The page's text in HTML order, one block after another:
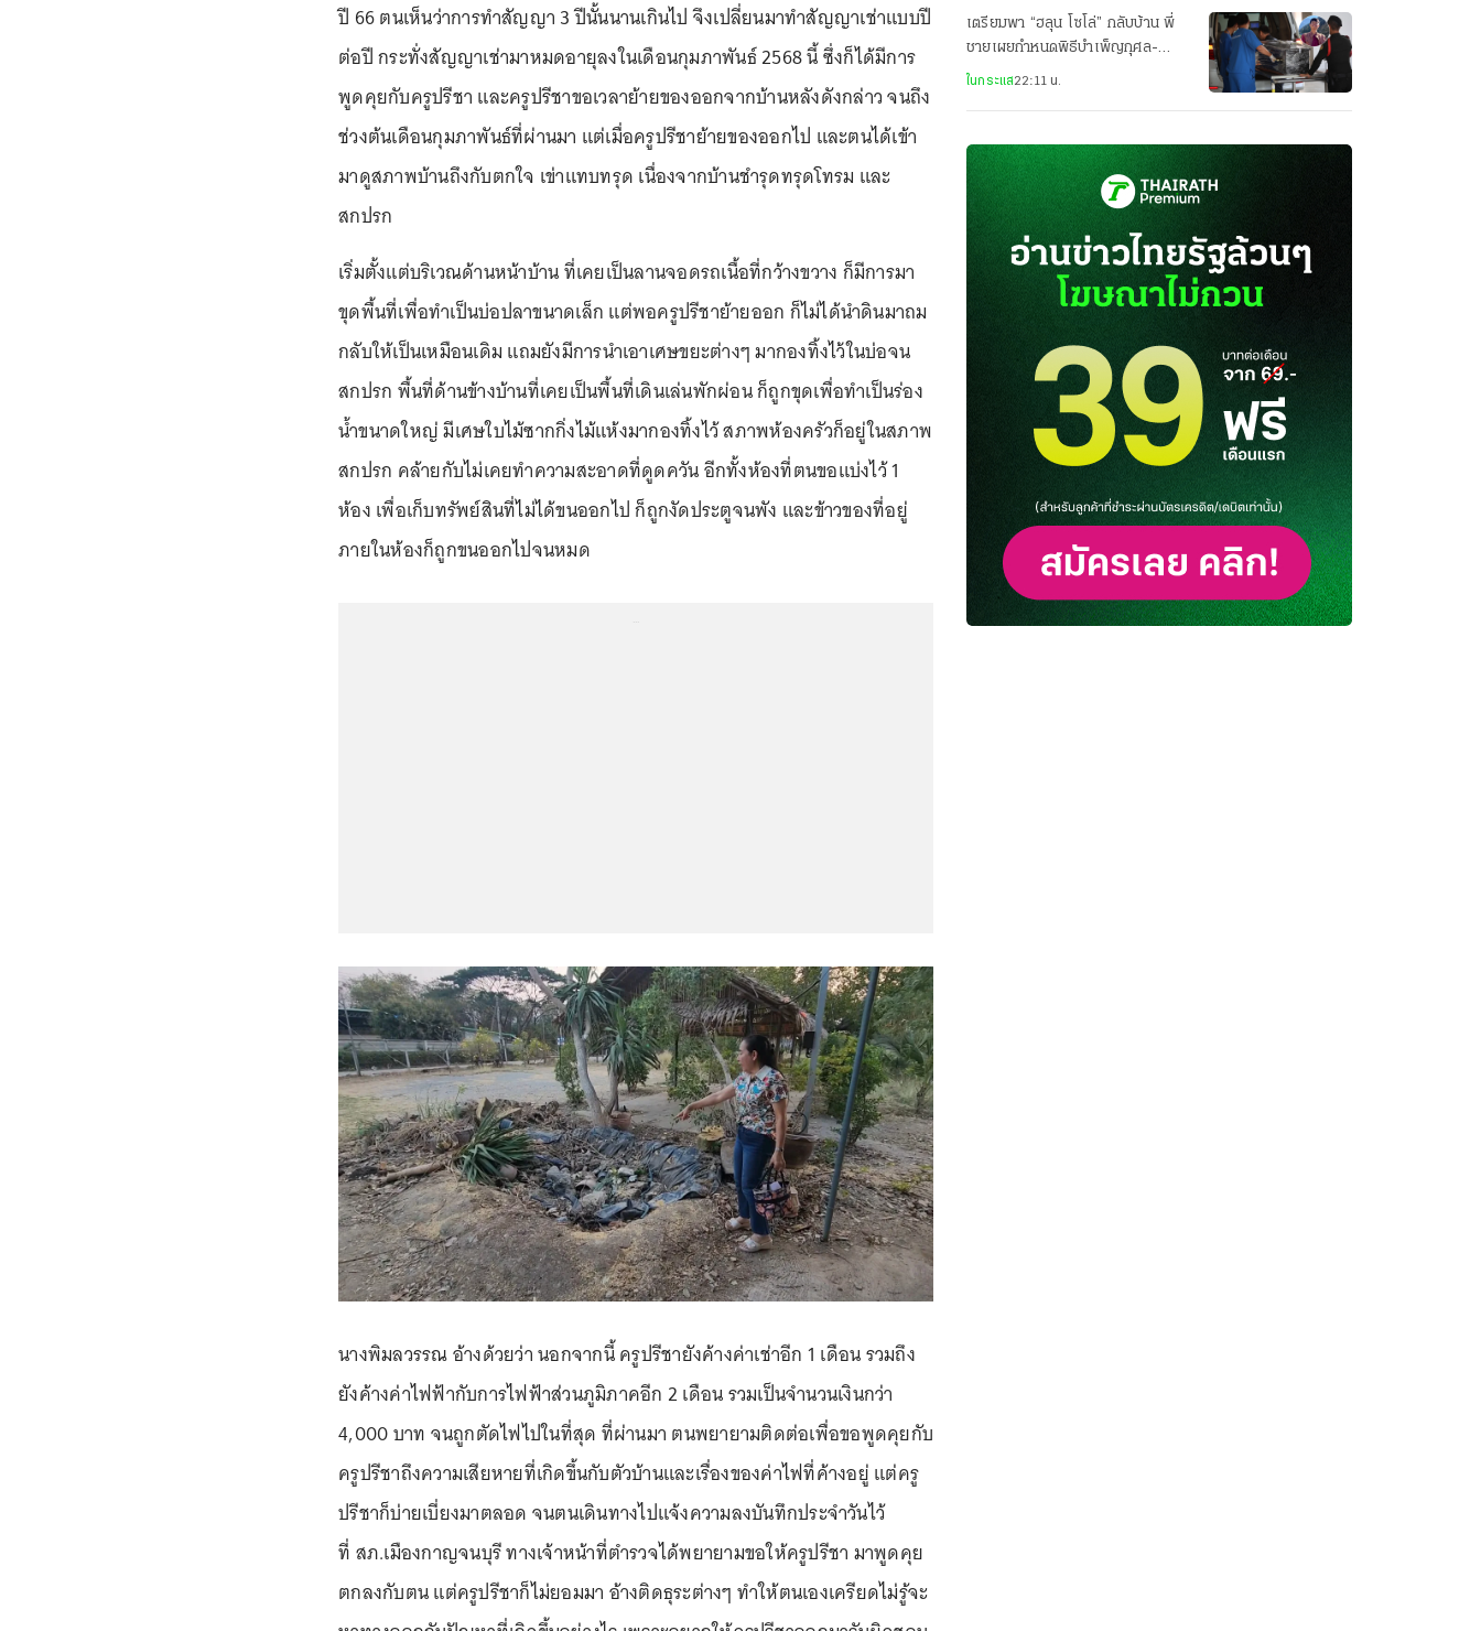
ปี 66 ตนเห็นว่าการทำสัญญา 3 ปีนั้นนานเกินไป จึงเปลี่ยนมาทำสัญญาเช่าแบบปี
ต่อปี กระทั่งสัญญาเช่ามาหมดอายุลงในเดือนกุมภาพันธ์ 2568 นี้ ซึ่งก็ได้มีการ
พูดคุยกับครูปรีชา และครูปรีชาขอเวลาย้ายของออกจากบ้านหลังดังกล่าว จนถึง
ช่วงต้นเดือนกุมภาพันธ์ที่ผ่านมา แต่เมื่อครูปรีชาย้ายของออกไป และตนได้เข้า
มาดูสภาพบ้านถึงกับตกใจ เข่าแทบทรุด เนื่องจากบ้านชำรุดทรุดโทรม และ
สกปรก
เริ่มตั้งแต่บริเวณด้านหน้าบ้าน ที่เคยเป็นลานจอดรถเนื้อที่กว้างขวาง ก็มีการมา
ขุดพื้นที่เพื่อทำเป็นบ่อปลาขนาดเล็ก แต่พอครูปรีชาย้ายออก ก็ไม่ได้นำดินมาถม
กลับให้เป็นเหมือนเดิม แถมยังมีการนำเอาเศษขยะต่างๆ มากองทิ้งไว้ในบ่อจน
สกปรก พื้นที่ด้านข้างบ้านที่เคยเป็นพื้นที่เดินเล่นพักผ่อน ก็ถูกขุดเพื่อทำเป็นร่อง
น้ำขนาดใหญ่ มีเศษใบไม้ซากกิ่งไม้แห้งมากองทิ้งไว้ สภาพห้องครัวก็อยู่ในสภาพ
สกปรก คล้ายกับไม่เคยทำความสะอาดที่ดูดควัน อีกทั้งห้องที่ตนขอแบ่งไว้ 1
ห้อง เพื่อเก็บทรัพย์สินที่ไม่ได้ขนออกไป ก็ถูกงัดประตูจนพัง และข้าวของที่อยู่
ภายในห้องก็ถูกขนออกไปจนหมด
นางพิมลวรรณ อ้างด้วยว่า นอกจากนี้ ครูปรีชายังค้างค่าเช่าอีก 1 เดือน รวมถึง
ยังค้างค่าไฟฟ้ากับการไฟฟ้าส่วนภูมิภาคอีก 2 เดือน รวมเป็นจำนวนเงินกว่า
4,000 บาท จนถูกตัดไฟไปในที่สุด ที่ผ่านมา ตนพยายามติดต่อเพื่อขอพูดคุยกับ
ครูปรีชาถึงความเสียหายที่เกิดขึ้นกับตัวบ้านและเรื่องของค่าไฟที่ค้างอยู่ แต่ครู
ปรีชาก็บ่ายเบี่ยงมาตลอด จนตนเดินทางไปแจ้งความลงบันทึกประจำวันไว้
ที่ สภ.เมืองกาญจนบุรี ทางเจ้าหน้าที่ตำรวจได้พยายามขอให้ครูปรีชา มาพูดคุย
ตกลงกับตน แต่ครูปรีชาก็ไม่ยอมมา อ้างติดธุระต่างๆ ทำให้ตนเองเครียดไม่รู้จะ
เตรียมพา “ฮลุน โซโล่” กลับบ้าน พี่
ชายเผยกำหนดพิธีบำเพ็ญกุศล-
ฌาปนกิจศพ
ในกระแส22:11 น.